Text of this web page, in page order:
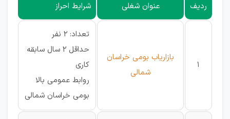
ردیف عنوان شغلی شرایط احراز
1
بازاریاب بومی خراسان
شمالی
تعداد: 2 نفر
حداقل 2 سال سابقه
کاری
روابط عمومی بالا
بومی خراسان شمالی